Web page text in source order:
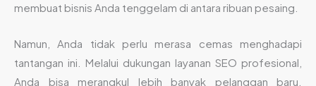
membuat bisnis Anda tenggelam di antara ribuan pesaing.
Namun, Anda tidak perlu merasa cemas menghadapi
tantangan ini. Melalui dukungan layanan SEO profesional,
Anda bisa merangkul lebih banyak pelanggan baru.